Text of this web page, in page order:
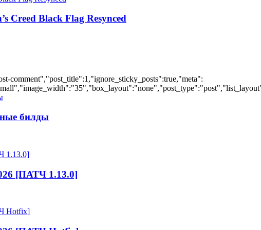
Creed Black Flag Resynced
comment","post_title":1,"ignore_sticky_posts":true,"meta":
билды
[ПАТЧ 1.13.0]